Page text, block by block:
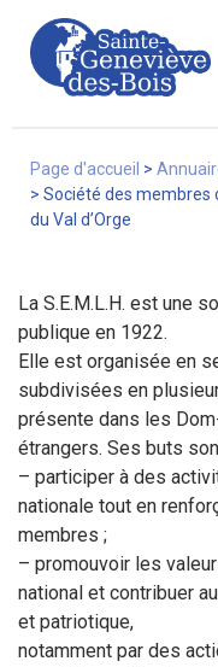
Services
Sortir à Ste
Page d'accueil >
> Société des membres
du Val d’Orge
La S.E.M.L.H. est une
publique en 1922.
Elle est organisée en
subdivisées en
présente dans les
étrangers. Ses buts
– participer à des
nationale tout en
membres ;
– promouvoir les
national et contribuer
et patriotique,
notamment par des